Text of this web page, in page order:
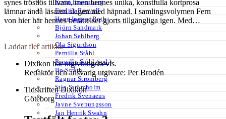
Ervin Rosenberg
Fredrik Rosvall
Hans-Ingvar Roth
Björn Sandmark
Johan Sehlberg
Ola Sigurdson
Pernilla Ståhl
Pernilla Ståhl (red.)
Bo Stråth
Ragnar Strömberg
Stig Strömholm
Fredrik Svenaeus
Jayne Svenungsson
Jan Henrik Swahn
synes tröstlös tillvaro, men hennes unika, konstfulla kortprosa
lämnar ändå läsaren slagen med häpnad. I samlingsvolymen Fern
von hier har hennes berättelser gjorts tillgängliga igen. Med…
Laddar fler artiklar
Dixikon har utgivningsbevis.
Redaktör och ansvarig utgivare: Per Brodén
Tidskriften Dixikon
Göteborg